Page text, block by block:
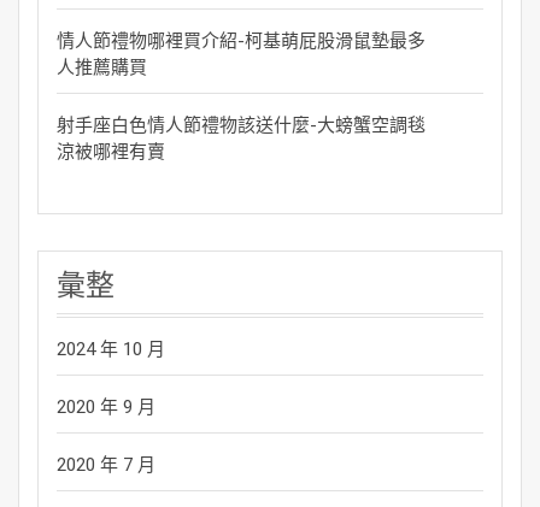
情人節禮物哪裡買介紹-柯基萌屁股滑鼠墊最多
人推薦購買
射手座白色情人節禮物該送什麼-大螃蟹空調毯
涼被哪裡有賣
彙整
2024 年 10 月
2020 年 9 月
2020 年 7 月